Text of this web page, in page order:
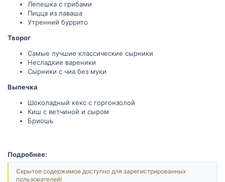
Лепешка с грибами
Пицца из лаваша
Утренний буррито
Творог
Самые лучшие классические сырники
Несладкие вареники
Сырники с чиа без муки
Выпечка
Шоколадный кекс с горгонзолой
Киш с ветчиной и сыром
Бриошь
Подробнее:
Скрытое содержимое доступно для зарегистрированных
пользователей!